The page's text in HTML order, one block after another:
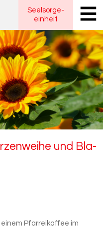
Seelsorge-
einheit
und Bla­
Pfarreikaffee im